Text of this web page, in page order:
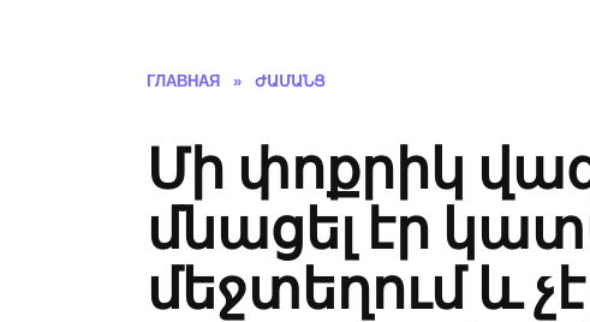
ГЛАВНАЯ » ԺԱՄԱՆՑ
Մի փոքրիկ
մնացել էր
մեջտեղում և